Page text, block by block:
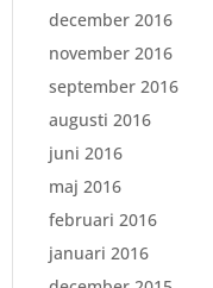
december 2016
november 2016
september 2016
augusti 2016
juni 2016
maj 2016
februari 2016
januari 2016